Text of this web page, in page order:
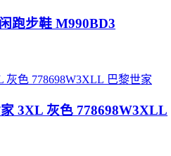
跑步鞋 M990BD3
巴黎世家
3XL 灰色 778698W3XLL